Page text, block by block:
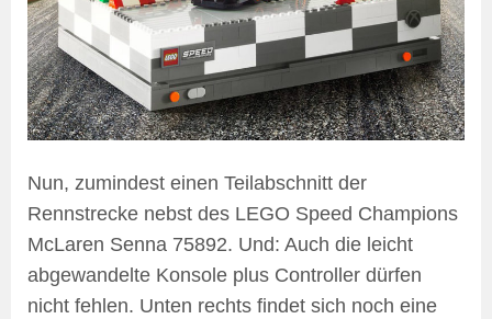
Nun, zumindest einen Teilabschnitt der
Rennstrecke nebst des LEGO Speed Champions
McLaren Senna 75892. Und: Auch die leicht
abgewandelte Konsole plus Controller dürfen
nicht fehlen. Unten rechts findet sich noch eine